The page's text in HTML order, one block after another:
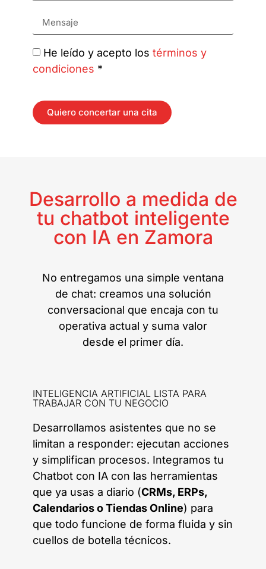
He leído y acepto los términos y
condiciones *
Quiero concertar una cita
Desarrollo a medida de
tu chatbot inteligente
con IA en Zamora
No entregamos una simple ventana
de chat: creamos una solución
conversacional que encaja con tu
operativa actual y suma valor
desde el primer día.
INTELIGENCIA ARTIFICIAL LISTA PARA
TRABAJAR CON TU NEGOCIO
Desarrollamos asistentes que no se
limitan a responder: ejecutan acciones
y simplifican procesos. Integramos tu
Chatbot con IA con las herramientas
que ya usas a diario (CRMs, ERPs,
Calendarios o Tiendas Online) para
que todo funcione de forma fluida y sin
cuellos de botella técnicos.